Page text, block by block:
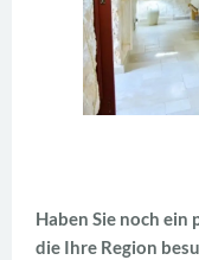
Haben Sie noch ein
die Ihre Region